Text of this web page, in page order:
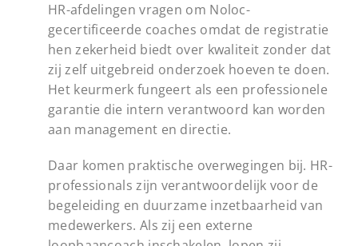
HR-afdelingen vragen om Noloc-
gecertificeerde coaches omdat de registratie
hen zekerheid biedt over kwaliteit zonder dat
zij zelf uitgebreid onderzoek hoeven te doen.
Het keurmerk fungeert als een professionele
garantie die intern verantwoord kan worden
aan management en directie.
Daar komen praktische overwegingen bij. HR-
professionals zijn verantwoordelijk voor de
begeleiding en duurzame inzetbaarheid van
medewerkers. Als zij een externe